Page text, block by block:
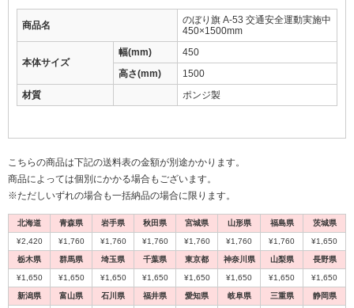
商品名
のぼり旗 A-53 交通安全運動実施中
450×1500mm
本体サイズ
幅(mm)
450
高さ(mm)
1500
材質
ポンジ製
こちらの商品は下記の送料表の金額が別途かかります。
商品によっては個別にかかる場合もございます。
※ただしいずれの場合も一括納品の場合に限ります。
北海道 青森県 岩手県 秋田県 宮城県 山形県 福島県 茨城県
¥2,420 ¥1,760 ¥1,760 ¥1,760 ¥1,760 ¥1,760 ¥1,760 ¥1,650
栃木県 群馬県 埼玉県 千葉県 東京都 神奈川県 山梨県 長野県
¥1,650 ¥1,650 ¥1,650 ¥1,650 ¥1,650 ¥1,650 ¥1,650 ¥1,650
新潟県 富山県 石川県 福井県 愛知県 岐阜県 三重県 静岡県